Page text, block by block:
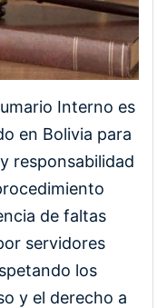
Interno es
en Bolivia para
responsabilidad
de faltas
servidores
los
y el derecho a